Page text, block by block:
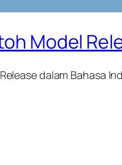
Model
dalam Bahasa